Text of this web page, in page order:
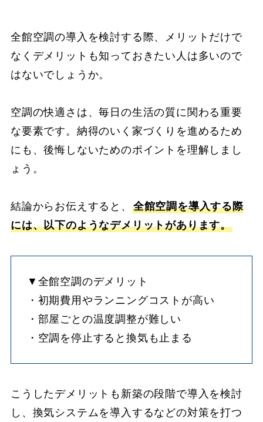
全館空調の導入を検討する際、メリットだけで
なくデメリットも知っておきたい人は多いので
はないでしょうか。
空調の快適さは、毎日の生活の質に関わる重要
な要素です。納得のいく家づくりを進めるため
にも、後悔しないためのポイントを理解しまし
ょう。
結論からお伝えすると、 全館空調を導入する際
には、以下のようなデメリットがあります。
▼全館空調のデメリット
・初期費用やランニングコストが高い
・部屋ごとの温度調整が難しい
・空調を停止すると換気も止まる
こうしたデメリットも新築の段階で導入を検討
し、換気システムを導入するなどの対策を打つ